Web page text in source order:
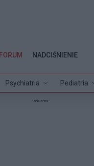
Psychiatria Pediatria
FORUM NADCIŚNIENIE
Reklama: